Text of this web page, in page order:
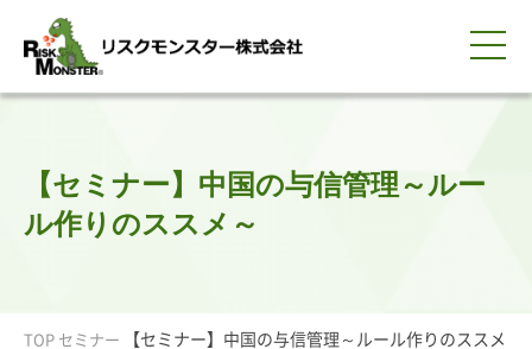
0120-259-440
資料請求
会員ログイン
簡体中文
ENGLISH
【セミナー】中国の与信管理～ルー
ル作りのススメ～
TOP セミナー
【セミナー】中国の与信管理～ルール作りのススメ